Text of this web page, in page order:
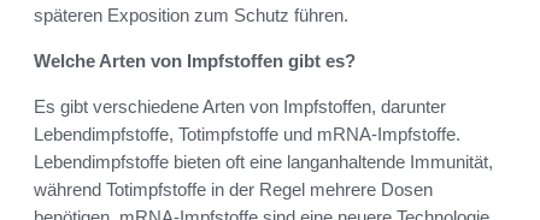
späteren Exposition zum Schutz führen.
Welche Arten von Impfstoffen gibt es?
Es gibt verschiedene Arten von Impfstoffen, darunter
Lebendimpfstoffe, Totimpfstoffe und mRNA-Impfstoffe.
Lebendimpfstoffe bieten oft eine langanhaltende Immunität,
während Totimpfstoffe in der Regel mehrere Dosen